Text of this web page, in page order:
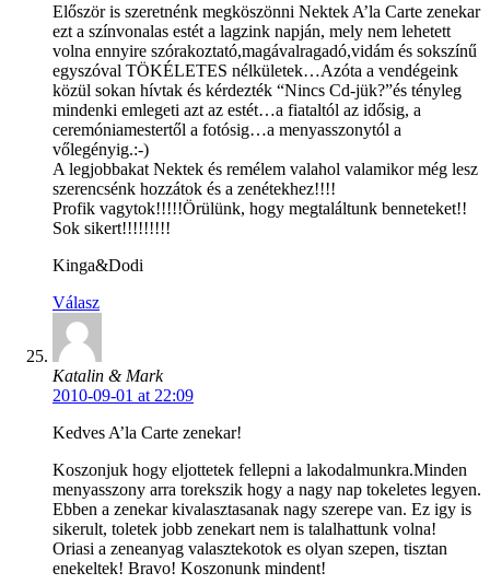
Először is szeretnénk megköszönni Nektek A’la Carte zenekar
ezt a színvonalas estét a lagzink napján, mely nem lehetett
volna ennyire szórakoztató,magávalragadó,vidám és sokszínű
egyszóval TÖKÉLETES nélkületek…Azóta a vendégeink
közül sokan hívtak és kérdezték “Nincs Cd-jük?”és tényleg
mindenki emlegeti azt az estét…a fiataltól az idősig, a
ceremóniamestertől a fotósig…a menyasszonytól a
vőlegényig.:-)
A legjobbakat Nektek és remélem valahol valamikor még lesz
szerencsénk hozzátok és a zenétekhez!!!!
Profik vagytok!!!!!Örülünk, hogy megtaláltunk benneteket!!
Sok sikert!!!!!!!!!
Kinga&Dodi
Válasz
Katalin & Mark
2010-09-01 at 22:09
Kedves A’la Carte zenekar!
Koszonjuk hogy eljottetek fellepni a lakodalmunkra.Minden
menyasszony arra torekszik hogy a nagy nap tokeletes legyen.
Ebben a zenekar kivalasztasanak nagy szerepe van. Ez igy is
sikerult, toletek jobb zenekart nem is talalhattunk volna!
Oriasi a zeneanyag valasztekotok es olyan szepen, tisztan
enekeltek! Bravo! Koszonunk mindent!